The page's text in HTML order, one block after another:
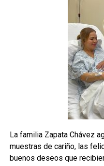
La familia Zapata Chávez
muestras de cariño, las
buenos deseos que